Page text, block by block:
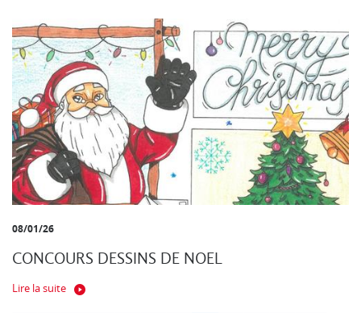
08/01/26
CONCOURS DESSINS DE NOEL
Lire la suite